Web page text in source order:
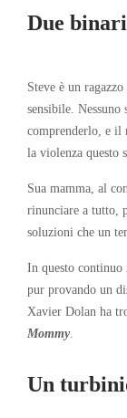
Due
Steve è un
sensibile. Nessuno
comprenderlo, e il
la violenza questo
Sua mamma, al
rinunciare a tutto,
soluzioni che un
In questo continuo
pur provando un
Xavier Dolan ha
Mommy.
Un